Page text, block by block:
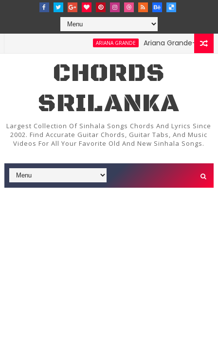
ARIANA GRANDE Ariana Grande-Stay
CHORDS
SRILANKA
Largest Collection Of Sinhala Songs Chords And Lyrics Since
2002. Find Accurate Guitar Chords, Guitar Tabs, And Music
Videos For All Your Favorite Old And New Sinhala Songs.